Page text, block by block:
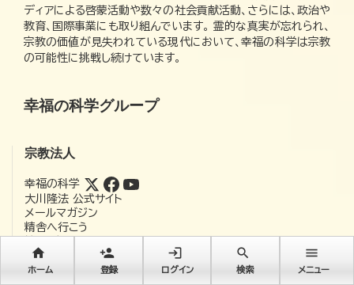
ディアによる啓蒙活動や数々の社会貢献活動、さらには、政治や
教育、国際事業にも取り組んでいます。 霊的な真実が忘れられ、
宗教の価値が見失われている現代において、幸福の科学は宗教
の可能性に挑戦し続けています。
幸福の科学グループ
宗教法人
幸福の科学
大川隆法 公式サイト
メールマガジン
精舎へ行こう
幸福の科学 法務室
幸福の科学 公式アプリ
home
ホーム
person_add
登録
login
ログイン
search
検索
menu
メニュー